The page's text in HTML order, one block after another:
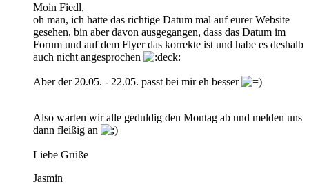
Moin Fiedl,
oh man, ich hatte das richtige Datum mal auf eurer Website
gesehen, bin aber davon ausgegangen, dass das Datum im
Forum und auf dem Flyer das korrekte ist und habe es deshalb
auch nicht angesprochen
Aber der 20.05. - 22.05. passt bei mir eh besser
Also warten wir alle geduldig den Montag ab und melden uns
dann fleißig an
Liebe Grüße
Jasmin